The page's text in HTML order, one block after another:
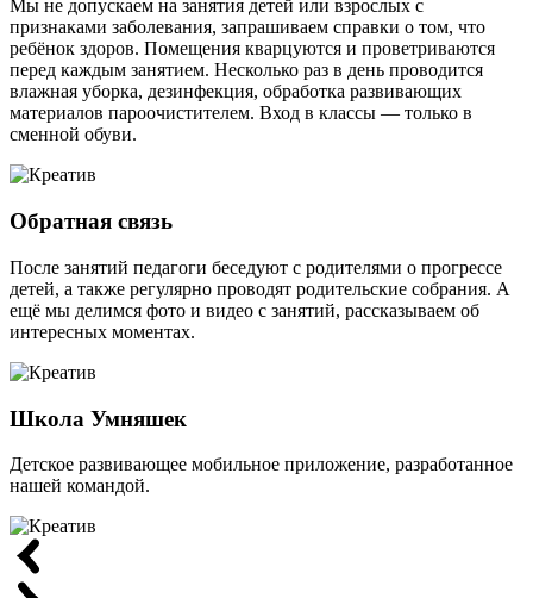
Мы не допускаем на занятия детей или взрослых с
признаками заболевания, запрашиваем справки о том, что
ребёнок здоров. Помещения кварцуются и проветриваются
перед каждым занятием. Несколько раз в день проводится
влажная уборка, дезинфекция, обработка развивающих
материалов пароочистителем. Вход в классы — только в
сменной обуви.
Обратная связь
После занятий педагоги беседуют с родителями о прогрессе
детей, а также регулярно проводят родительские собрания. А
ещё мы делимся фото и видео с занятий, рассказываем об
интересных моментах.
Школа Умняшек
Детское развивающее мобильное приложение, разработанное
нашей командой.